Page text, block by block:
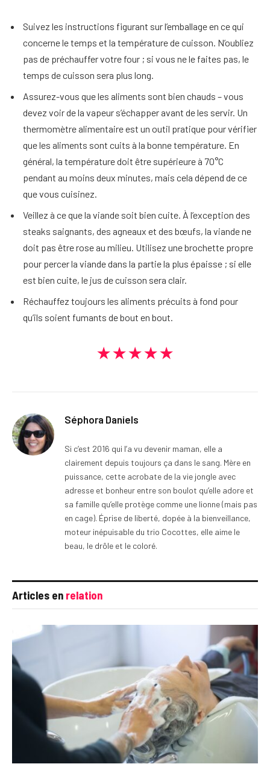
Suivez les instructions figurant sur l’emballage en ce qui
concerne le temps et la température de cuisson. N’oubliez
pas de préchauffer votre four ; si vous ne le faites pas, le
temps de cuisson sera plus long.
Assurez-vous que les aliments sont bien chauds – vous
devez voir de la vapeur s’échapper avant de les servir. Un
thermomètre alimentaire est un outil pratique pour vérifier
que les aliments sont cuits à la bonne température. En
général, la température doit être supérieure à 70°C
pendant au moins deux minutes, mais cela dépend de ce
que vous cuisinez.
Veillez à ce que la viande soit bien cuite. À l’exception des
steaks saignants, des agneaux et des bœufs, la viande ne
doit pas être rose au milieu. Utilisez une brochette propre
pour percer la viande dans la partie la plus épaisse ; si elle
est bien cuite, le jus de cuisson sera clair.
Réchauffez toujours les aliments précuits à fond pour
qu’ils soient fumants de bout en bout.
★★★★★
Séphora Daniels
Si c’est 2016 qui l’a vu devenir maman, elle a
clairement depuis toujours ça dans le sang. Mère en
puissance, cette acrobate de la vie jongle avec
adresse et bonheur entre son boulot qu’elle adore et
sa famille qu’elle protège comme une lionne (mais pas
en cage). Éprise de liberté, dopée à la bienveillance,
moteur inépuisable du trio Cocottes, elle aime le
beau, le drôle et le coloré.
Articles en relation